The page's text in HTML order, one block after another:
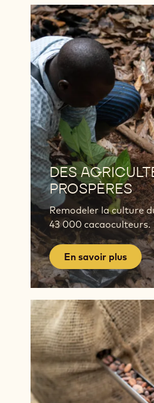
DES
PROSPÈRES
Remodeler la culture
43 000 cacaoculteurs.
En savoir plus
En
savoir
plus
En
savoir
plus
En
savoir
plus